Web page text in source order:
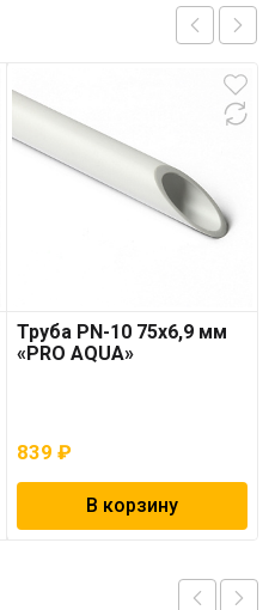
Труба PN-10 75х6,9 мм
«PRO AQUA»
839₽
В корзину